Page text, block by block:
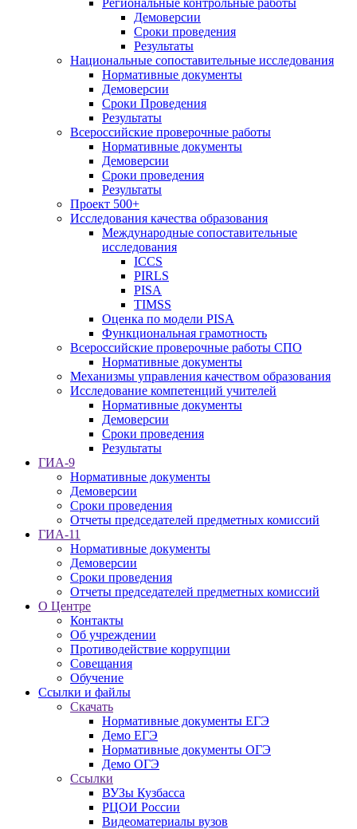
Региональные контрольные работы
Демоверсии
Сроки проведения
Результаты
Национальные сопоставительные исследования
Нормативные документы
Демоверсии
Сроки Проведения
Результаты
Всероссийские проверочные работы
Нормативные документы
Демоверсии
Сроки проведения
Результаты
Проект 500+
Исследования качества образования
Международные сопоставительные
исследования
ICCS
PIRLS
PISA
TIMSS
Оценка по модели PISA
Функциональная грамотность
Всероссийские проверочные работы СПО
Нормативные документы
Механизмы управления качеством образования
Исследование компетенций учителей
Нормативные документы
Демоверсии
Сроки проведения
Результаты
ГИА-9
Нормативные документы
Демоверсии
Сроки проведения
Отчеты председателей предметных комиссий
ГИА-11
Нормативные документы
Демоверсии
Сроки проведения
Отчеты председателей предметных комиссий
О Центре
Контакты
Об учреждении
Противодействие коррупции
Совещания
Обучение
Ссылки и файлы
Скачать
Нормативные документы ЕГЭ
Демо ЕГЭ
Нормативные документы ОГЭ
Демо ОГЭ
Ссылки
ВУЗы Кузбасса
РЦОИ России
Видеоматериалы вузов